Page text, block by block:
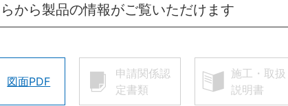
から製品の情報がご覧いただけます
図面PDF
申請関係認
定書類
施工・取扱
説明書